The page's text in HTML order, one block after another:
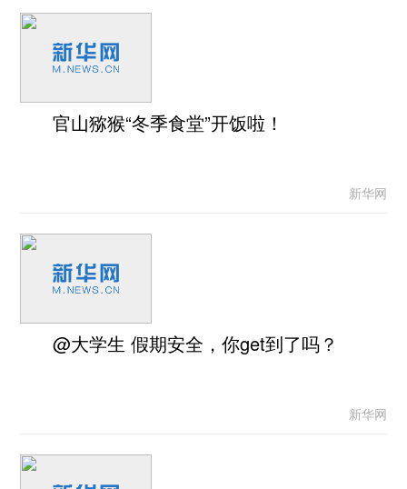
官山猕猴“冬季食堂”开饭啦！
新华网
@大学生 假期安全，你get到了吗？
新华网